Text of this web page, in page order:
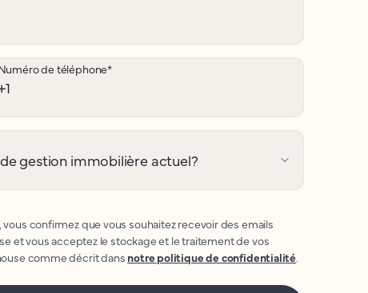
de téléphone*
gestion immobilière actuel?
confirmez que vous souhaitez recevoir des emails
et vous acceptez le stockage et le traitement de vos
comme décrit dansnotre politique de confidentialité.